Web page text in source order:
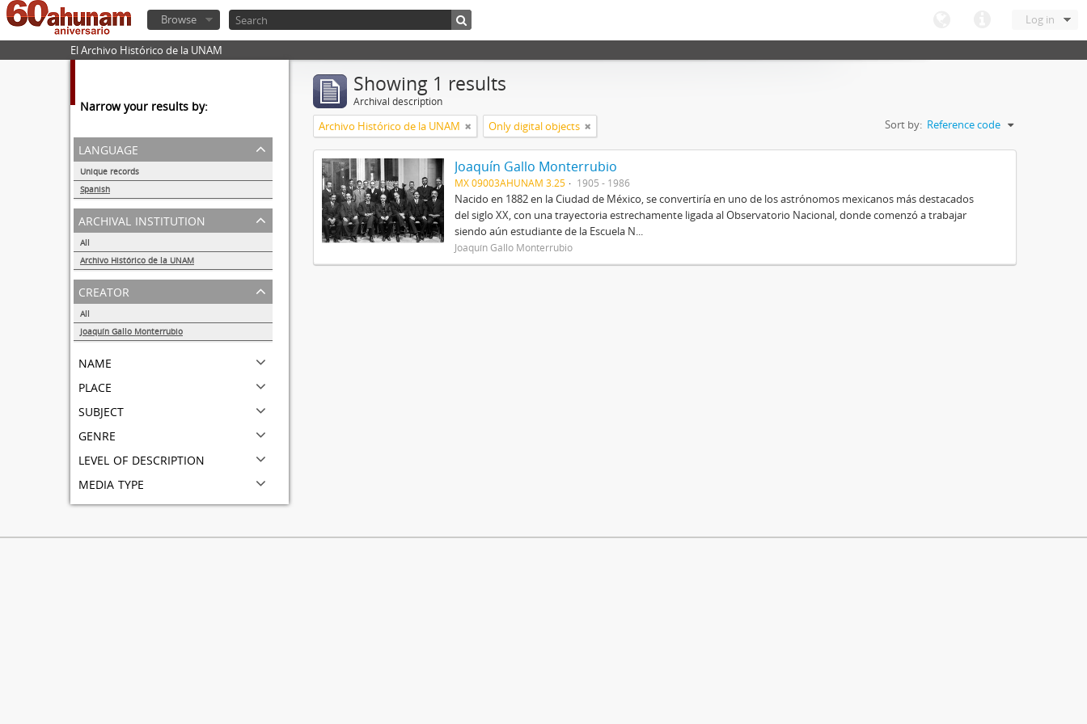
Log in
Browse
El Archivo Histórico de la UNAM
Narrow your results by:
language
Unique records
Spanish
1
archival institution
All
Archivo Histórico de la UNAM
1
creator
All
Joaquín Gallo Monterrubio
name
place
subject
genre
level of description
media type
Showing 1 results
Archival description
Archivo Histórico de la UNAM Only digital objects Sort by: Reference code
Joaquín Gallo Monterrubio
MX 09003AHUNAM 3.25 1905 - 1986
Nacido en 1882 en la Ciudad de México, se convertiría en uno de los astrónomos mexicanos más destacados
del siglo XX, con una trayectoria estrechamente ligada al Observatorio Nacional, donde comenzó a trabajar
siendo aún estudiante de la Escuela N...
Joaquín Gallo Monterrubio